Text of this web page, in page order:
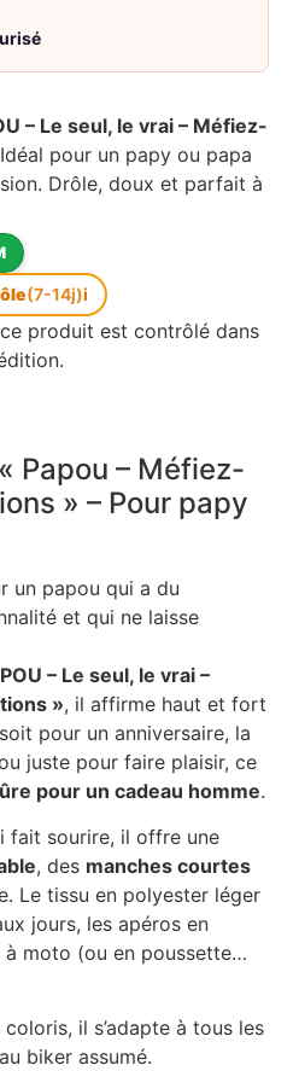
– Le seul, le vrai – Méfiez-
pour un papy ou papa
Drôle, doux et parfait à
(7-14j)i
ce produit est contrôlé dans
Papou – Méfiez-
» – Pour papy
un papou qui a du
et qui ne laisse
– Le seul, le vrai –
», il affirme haut et fort
pour un anniversaire, la
juste pour faire plaisir, ce
pour un cadeau homme.
fait sourire, il offre une
, des manches courtes
Le tissu en polyester léger
jours, les apéros en
à moto (ou en poussette…
il s’adapte à tous les
biker assumé.